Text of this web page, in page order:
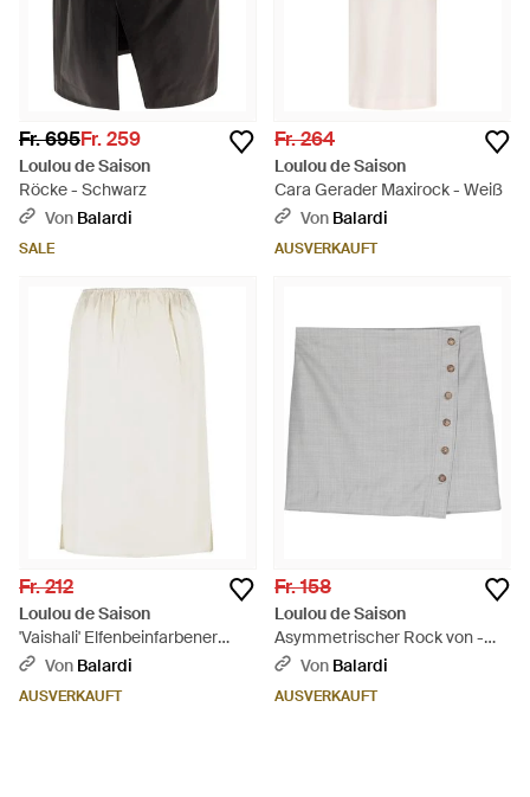
Fr. 695Fr. 259
Loulou de Saison
Röcke - Schwarz
Von Balardi
SALE
Fr. 264
Loulou de Saison
Cara Gerader Maxirock - Weiß
Von Balardi
AUSVERKAUFT
Fr. 212
Loulou de Saison
'Vaishali' Elfenbeinfarbener
Seidenrock - Weiß
Von Balardi
AUSVERKAUFT
Fr. 158
Loulou de Saison
Asymmetrischer Rock von -
GrauVon Balardi
AUSVERKAUFT